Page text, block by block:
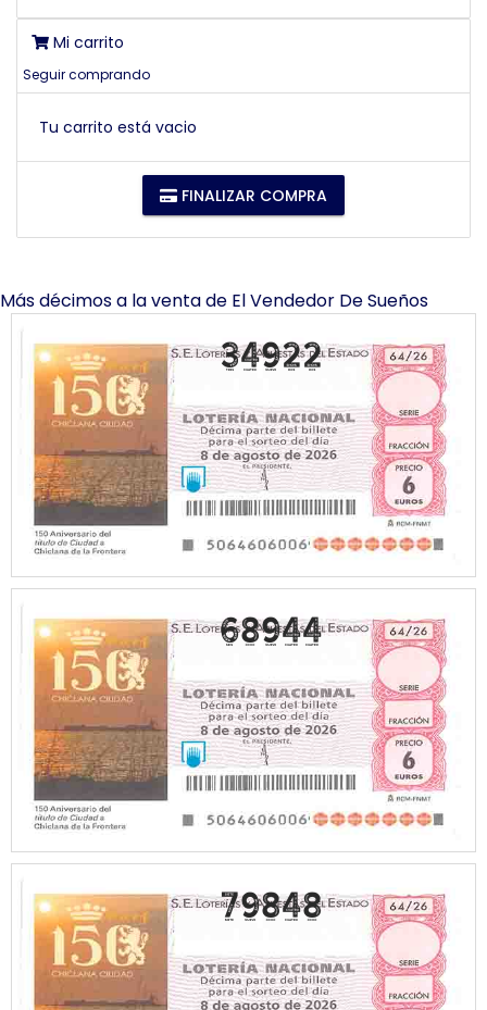
Mi carrito
Seguir comprando
Tu carrito está vacio
FINALIZAR COMPRA
Más décimos a la venta de El Vendedor De Sueños
34922
68944
79848